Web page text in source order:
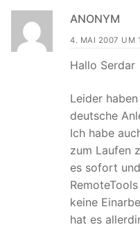
ANONYM
4. MAI 2007 UM
Hallo Serdar
Leider
deutsche
Ich habe
zum Laufen
es sofort
keine
hat es